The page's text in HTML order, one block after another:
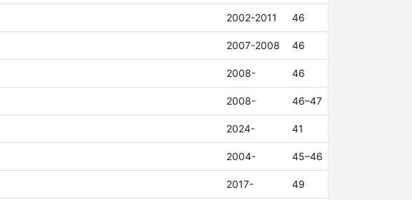
2002-2011 46
2007-2008 46
2008- 46
2008- 46–47
2024- 41
2004- 45–46
2017- 49